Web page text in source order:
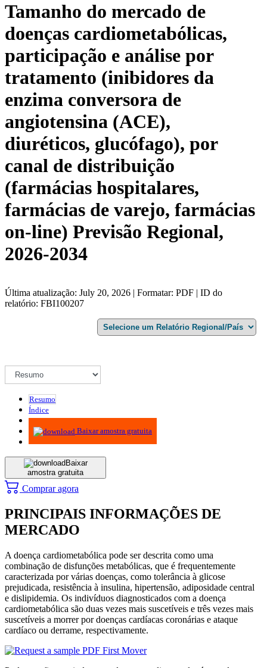
Tamanho do mercado de
doenças cardiometabólicas,
participação e análise por
tratamento (inibidores da
enzima conversora de
angiotensina (ACE),
diuréticos, glucófago), por
canal de distribuição
(farmácias hospitalares,
farmácias de varejo, farmácias
on-line) Previsão Regional,
2026-2034
Última atualização: July 20, 2026 | Formatar: PDF | ID do
relatório: FBI100207
Resumo
Índice
Metodologia
Baixar amostra gratuita
Baixar
amostra gratuita
Comprar agora
PRINCIPAIS INFORMAÇÕES DE
MERCADO
A doença cardiometabólica pode ser descrita como uma
combinação de disfunções metabólicas, que é frequentemente
caracterizada por várias doenças, como tolerância à glicose
prejudicada, resistência à insulina, hipertensão, adiposidade central
e dislipidemia. Os indivíduos diagnosticados com a doença
cardiometabólica são duas vezes mais suscetíveis e três vezes mais
suscetíveis a morrer por doenças cardíacas coronárias e ataque
cardíaco ou derrame, respectivamente.